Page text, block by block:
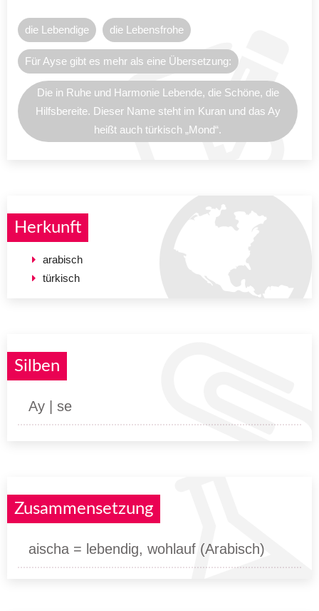
die Lebendige die Lebensfrohe
Für Ayse gibt es mehr als eine Übersetzung:
Die in Ruhe und Harmonie Lebende, die Schöne, die
Hilfsbereite. Dieser Name steht im Kuran und das Ay
heißt auch türkisch „Mond“.
Herkunft
arabisch
türkisch
Silben
Ay | se
Zusammensetzung
aischa = lebendig, wohlauf (Arabisch)